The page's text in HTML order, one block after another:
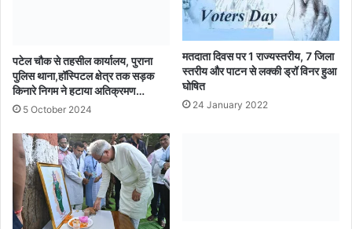
पटेल चौक से तहसील कार्यालय, पुराना
पुलिस थाना,हॉस्पिटल क्षेत्र तक सड़क
किनारे निगम ने हटाया अतिक्रमण…
5 October 2024
मतदाता दिवस पर 1 राज्यस्तरीय, 7 जिला
स्तरीय और पाटन से लक्की ड्रॉ विनर हुआ
घोषित
24 January 2022